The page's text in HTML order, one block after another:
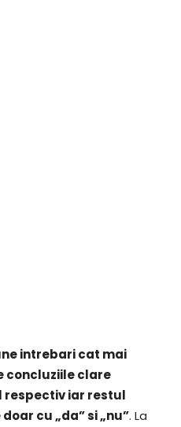
intrebari cat mai
concluziile clare
iar restul
cu „da” si „nu”. La